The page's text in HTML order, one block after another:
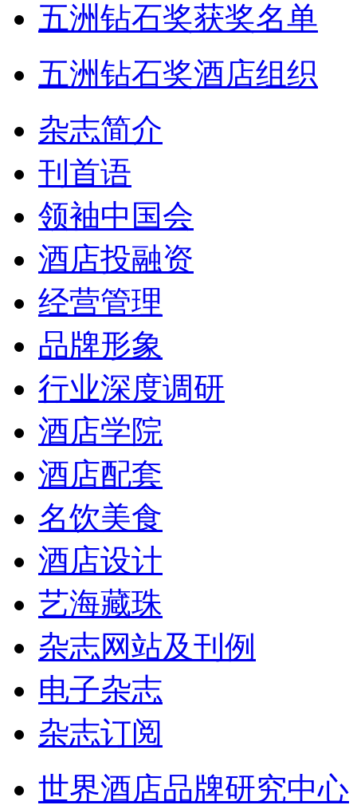
五洲钻石奖获奖名单
五洲钻石奖酒店组织
杂志简介
刊首语
领袖中国会
酒店投融资
经营管理
品牌形象
行业深度调研
酒店学院
酒店配套
名饮美食
酒店设计
艺海藏珠
杂志网站及刊例
电子杂志
杂志订阅
世界酒店品牌研究中心